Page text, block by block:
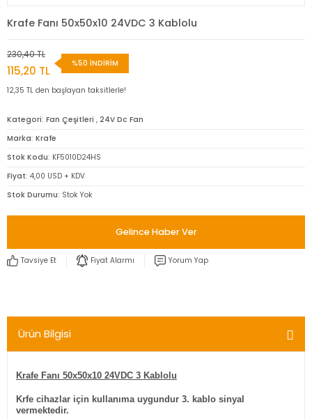
Krafe Fanı 50x50x10 24VDC 3 Kablolu
230,40 TL
115,20 TL
%50 İNDİRİM
12,35 TL den başlayan taksitlerle!
Kategori Fan Çeşitleri , 24V Dc Fan
Marka Krafe
Stok Kodu KF5010D24HS
Fiyat 4,00 USD + KDV
Stok Durumu Stok Yok
Gelince Haber Ver
Tavsiye Et Fiyat Alarmı Yorum Yap
Ürün Bilgisi
Krafe Fanı 50x50x10 24VDC 3 Kablolu
Krfe cihazlar için kullanıma uygundur 3. kablo sinyal
vermektedir.